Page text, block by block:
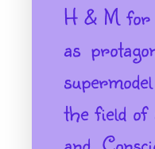
H & M for
as
the field